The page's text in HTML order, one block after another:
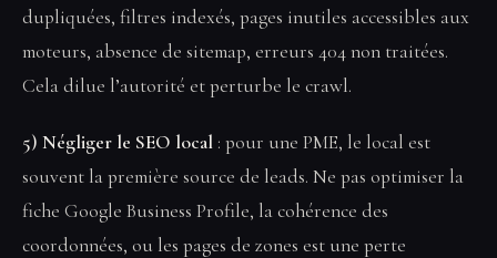
dupliquées, filtres indexés, pages inutiles accessibles aux
moteurs, absence de sitemap, erreurs 404 non traitées.
Cela dilue l’autorité et perturbe le crawl.
5) Négliger le SEO local : pour une PME, le local est
souvent la première source de leads. Ne pas optimiser la
fiche Google Business Profile, la cohérence des
coordonnées, ou les pages de zones est une perte